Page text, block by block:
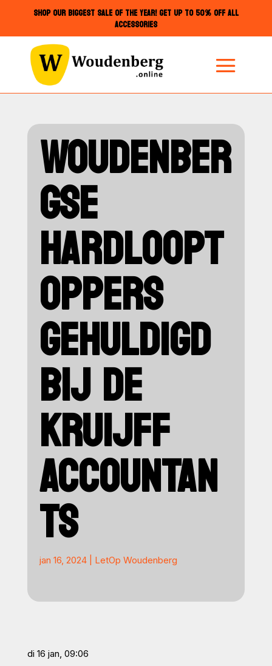
SHOP OUR BIGGEST SALE OF THE YEAR! GET UP TO 50% OFF ALL
ACCESSORIES
WOUDENBER
GSE
HARDLOOPT
OPPERS
GEHULDIGD
BIJ DE
KRUIJFF
ACCOUNTAN
TS
jan 16, 2024| LetOp Woudenberg
di 16 jan, 09:06